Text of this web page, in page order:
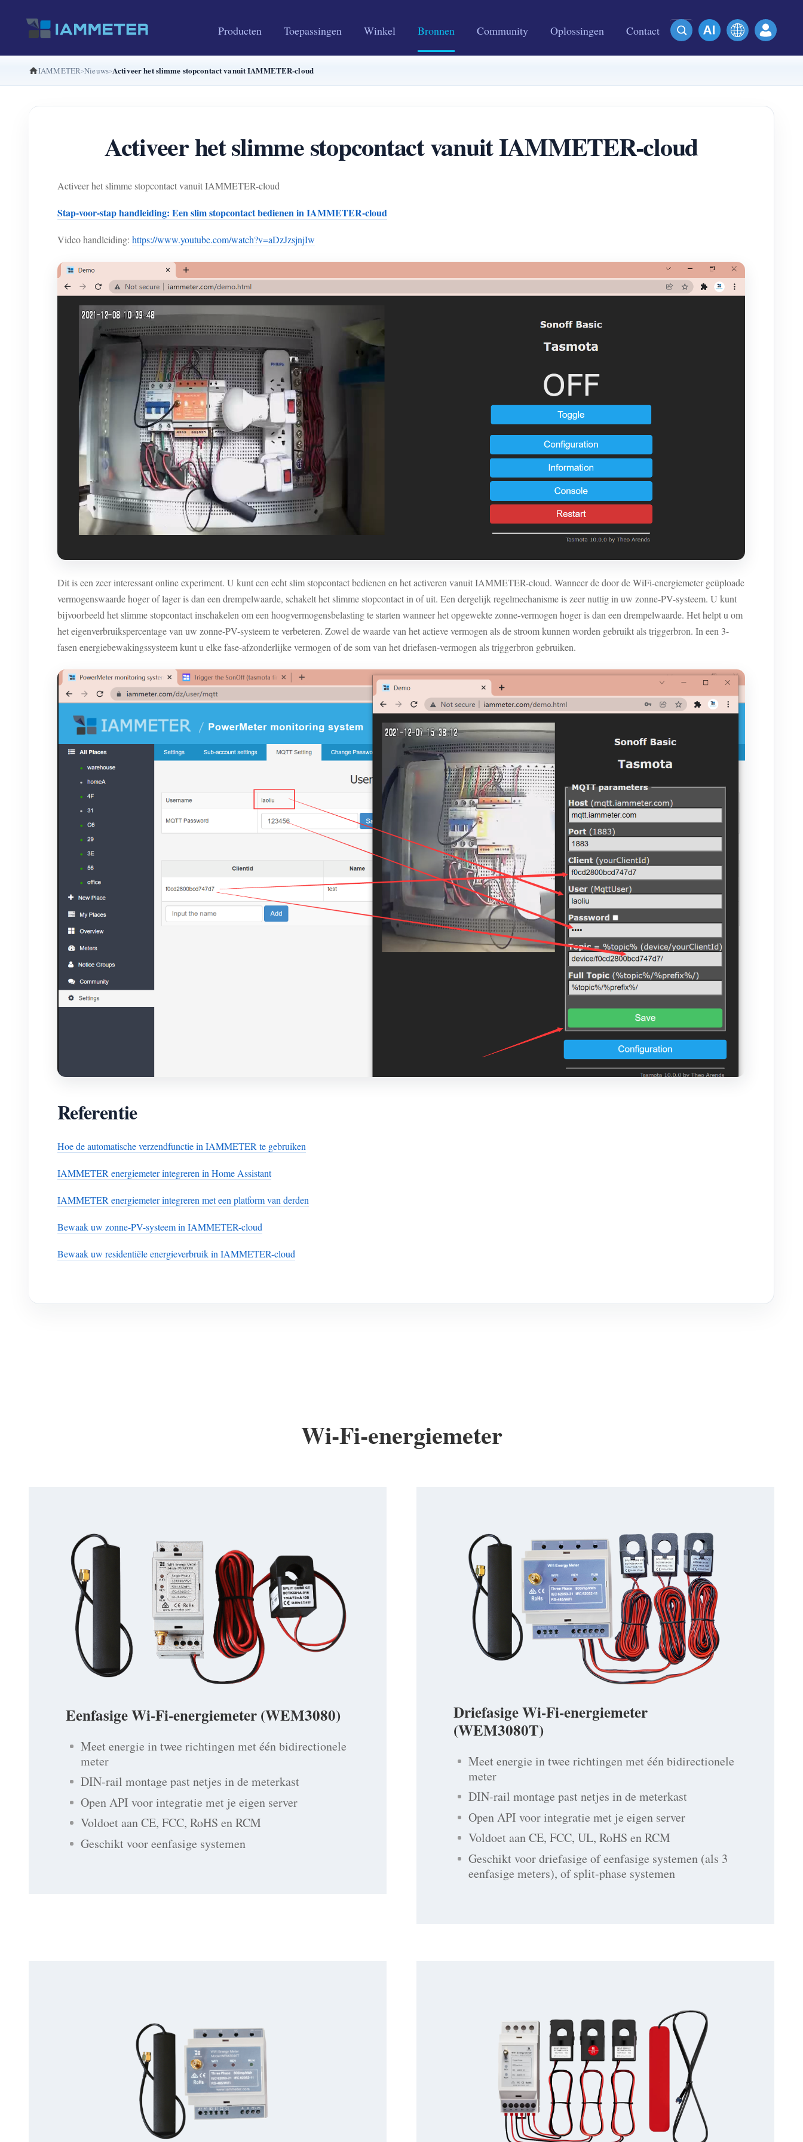
Producten Toepassingen Winkel Bronnen Community Oplossingen Contact
IAMMETER Nieuws Activeer het slimme stopcontact vanuit IAMMETER-cloud
Activeer het slimme stopcontact vanuit IAMMETER-cloud
Activeer het slimme stopcontact vanuit IAMMETER-cloud
Stap-voor-stap handleiding: Een slim stopcontact bedienen in IAMMETER-cloud
Video handleiding: https://www.youtube.com/watch?v=aDzJzsjnjIw
Dit is een zeer interessant online experiment. U kunt een echt slim stopcontact bedienen en het activeren vanuit IAMMETER-cloud. Wanneer de door de WiFi-energiemeter geüploade
vermogenswaarde hoger of lager is dan een drempelwaarde, schakelt het slimme stopcontact in of uit. Een dergelijk regelmechanisme is zeer nuttig in uw zonne-PV-systeem. U kunt
bijvoorbeeld het slimme stopcontact inschakelen om een hoogvermogensbelasting te starten wanneer het opgewekte zonne-vermogen hoger is dan een drempelwaarde. Het helpt u om
het eigenverbruikspercentage van uw zonne-PV-systeem te verbeteren. Zowel de waarde van het actieve vermogen als de stroom kunnen worden gebruikt als triggerbron. In een 3-
fasen energiebewakingssysteem kunt u elke fase-afzonderlijke vermogen of de som van het driefasen-vermogen als triggerbron gebruiken.
Referentie
Hoe de automatische verzendfunctie in IAMMETER te gebruiken
IAMMETER energiemeter integreren in Home Assistant
IAMMETER energiemeter integreren met een platform van derden
Bewaak uw zonne-PV-systeem in IAMMETER-cloud
Bewaak uw residentiële energieverbruik in IAMMETER-cloud
Wi-Fi-energiemeter
Driefasige Wi-Fi-energiemeter
(WEM3080T)
Meet energie in twee richtingen met één bidirectionele
meter
DIN-rail montage past netjes in de meterkast
Open API voor integratie met je eigen server
Voldoet aan CE, FCC, UL, RoHS en RCM
Geschikt voor driefasige of eenfasige systemen (als 3
eenfasige meters), of split-phase systemen
Eenfasige Wi-Fi-energiemeter (WEM3080)
Meet energie in twee richtingen met één bidirectionele
meter
DIN-rail montage past netjes in de meterkast
Open API voor integratie met je eigen server
Voldoet aan CE, FCC, RoHS en RCM
Geschikt voor eenfasige systemen